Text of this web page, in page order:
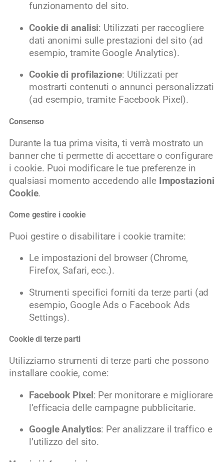
funzionamento del sito.
Cookie di analisi: Utilizzati per raccogliere
dati anonimi sulle prestazioni del sito (ad
esempio, tramite Google Analytics).
Cookie di profilazione: Utilizzati per
mostrarti contenuti o annunci personalizzati
(ad esempio, tramite Facebook Pixel).
Consenso
Durante la tua prima visita, ti verrà mostrato un
banner che ti permette di accettare o configurare
i cookie. Puoi modificare le tue preferenze in
qualsiasi momento accedendo alle Impostazioni
Cookie.
Come gestire i cookie
Puoi gestire o disabilitare i cookie tramite:
Le impostazioni del browser (Chrome,
Firefox, Safari, ecc.).
Strumenti specifici forniti da terze parti (ad
esempio, Google Ads o Facebook Ads
Settings).
Cookie di terze parti
Utilizziamo strumenti di terze parti che possono
installare cookie, come:
Facebook Pixel: Per monitorare e migliorare
l’efficacia delle campagne pubblicitarie.
Google Analytics: Per analizzare il traffico e
l’utilizzo del sito.